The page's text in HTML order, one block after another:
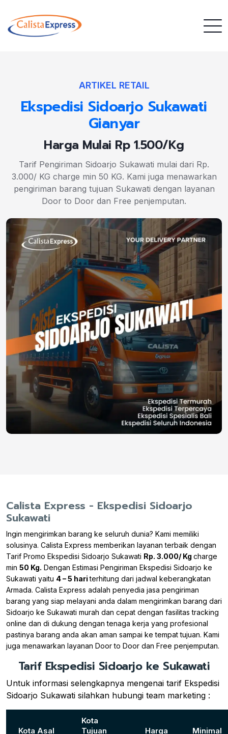
ARTIKEL RETAIL
Ekspedisi Sidoarjo Sukawati
Gianyar
Harga Mulai Rp 1.500/Kg
Tarif Pengiriman Sidoarjo Sukawati mulai dari Rp.
3.000/ KG charge min 50 KG. Kami juga menawarkan
pengiriman barang tujuan Sukawati dengan layanan
Door to Door dan Free penjemputan.
Calista Express - Ekspedisi Sidoarjo
Sukawati
Ingin mengirimkan barang ke seluruh dunia? Kami memiliki
solusinya. Calista Express memberikan layanan terbaik dengan
Tarif Promo Ekspedisi Sidoarjo Sukawati Rp. 3.000/ Kg charge
min 50 Kg. Dengan Estimasi Pengiriman Ekspedisi Sidoarjo ke
Sukawati yaitu 4 – 5 hariterhitung dari jadwal keberangkatan
Armada. Calista Express adalah penyedia jasa pengiriman
barang yang siap melayani anda dalam mengirimkan barang dari
Sidoarjo ke Sukawati murah dan cepat dengan fasilitas tracking
online dan di dukung dengan tenaga kerja yang profesional
pastinya barang anda akan aman sampai ke tempat tujuan. Kami
juga menawarkan layanan Door to Door dan Free penjemputan.
Tarif Ekspedisi Sidoarjo ke Sukawati
Untuk informasi selengkapnya mengenai tarif Ekspedisi
Sidoarjo Sukawati silahkan hubungi team marketing :
Kota Asal
Kota
Tujuan
Harga Minimal